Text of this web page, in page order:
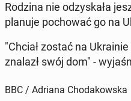
Rodzina nie od­zy­ska­ła
planuje po­cho­wać go na
"Chciał zostać na
znalazł swój dom" -
BBC / Adriana Chodakowska